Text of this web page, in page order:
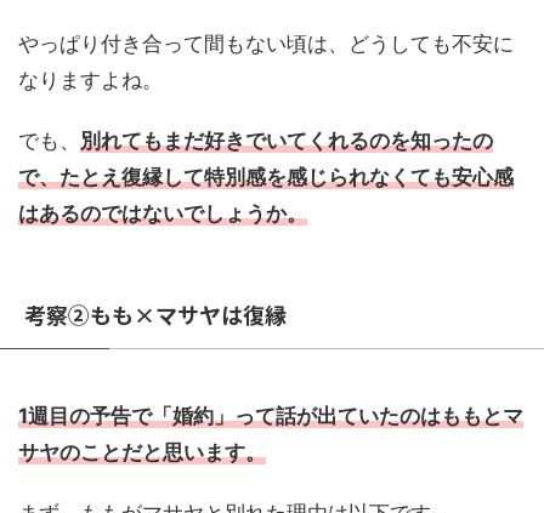
やっぱり付き合って間もない頃は、どうしても不安に
なりますよね。
でも、 別れてもまだ好きでいてくれるのを知ったの
で、たとえ復縁して特別感を感じられなくても安心感
はあるのではないでしょうか。
考察②もも×マサヤは復縁
1週目の予告で「婚約」って話が出ていたのはももとマ
サヤのことだと思います。